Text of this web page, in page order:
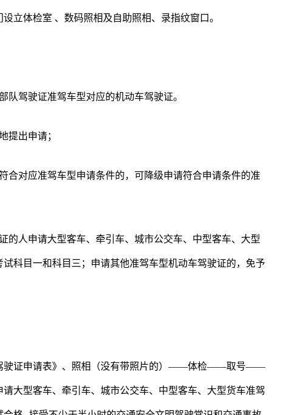
立体检室 、数码照相及自助照相、录指纹窗口。
队驾驶证准驾车型对应的机动车驾驶证。
提出申请；
合对应准驾车型申请条件的，可降级申请符合申请条件的准
的人申请大型客车、牵引车、城市公交车、中型客车、大型
科目一和科目三；申请其他准驾车型机动车驾驶证的，免予
证申请表》、照相（没有带照片的）――体检――取号――
型客车、牵引车、城市公交车、中型客车、大型货车准驾